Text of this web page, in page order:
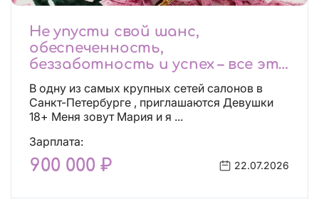
Не упусти свой шанс,
обеспеченность,
беззаботность и успех – все это
будет уже завтра, поспеши!
Лучшие условия!
В одну из самых крупных сетей салонов в
Санкт-Петербурге , приглашаются Девушки
18+ Меня зовут Мария и я ...
Зарплата:
900 000 ₽ 22.07.2026